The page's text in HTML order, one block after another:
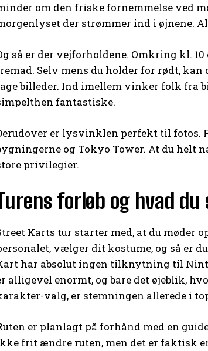
om den friske fornemmelse ved
der strømmer ind i øjnene.
så er der vejforholdene. Omkring kl.
Selv mens du holder for rødt,
billeder. Ind imellem vinker folk fra
fantastiske.
er lysvinklen perfekt til fotos.
og Tokyo Tower. At du helt
privilegier.
forløb og hvad
Karts tur starter med, at du møder
vælger dit kostume, og så er
har absolut ingen tilknytning til
alligevel enormt, og bare det øjeblik,
valg, er stemningen allerede i
er planlagt på forhånd med en
frit ændre ruten, men det er faktisk